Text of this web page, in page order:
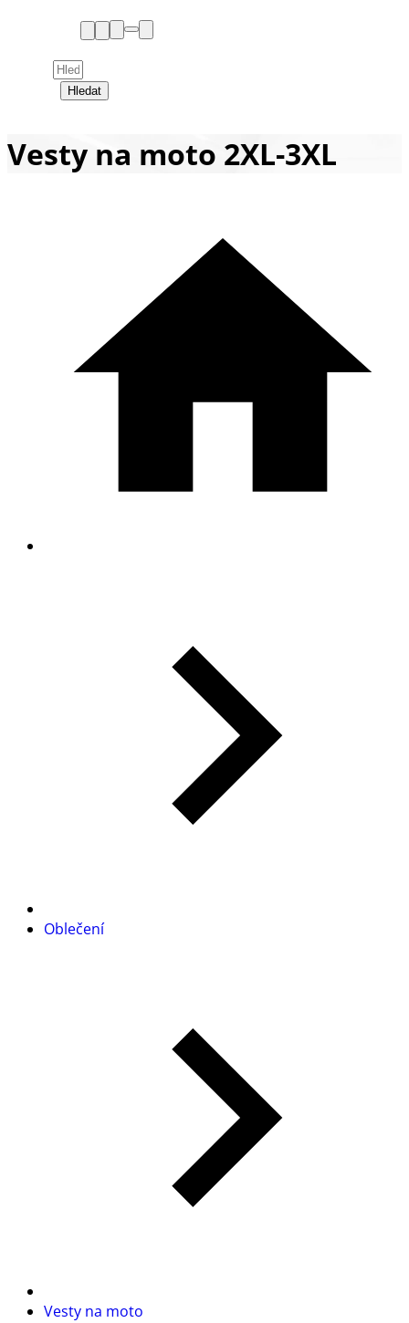
Hledat
Vesty na moto 2XL-3XL
Oblečení
Vesty na moto